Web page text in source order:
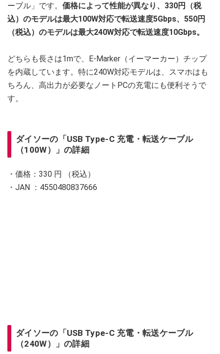
ーブル」です。 価格によって性能が異なり、330円（税
込）のモデルは最大100W対応で転送速度5Gbps、550円
（税込）のモデルは最大240W対応で転送速度10Gbps。
どちらも長さは1mで、E-Marker（イーマーカー）チップ
を内蔵しています。特に240W対応モデルは、スマホはも
ちろん、高出力が必要なノートPCの充電にも便利そうで
す。
ダイソーの「USB Type-C 充電・転送ケーブル
（100W）」の詳細
・価格：330 円 （税込）
・JAN ：4550480837666
ダイソーの「USB Type-C 充電・転送ケーブル
（240W）」の詳細